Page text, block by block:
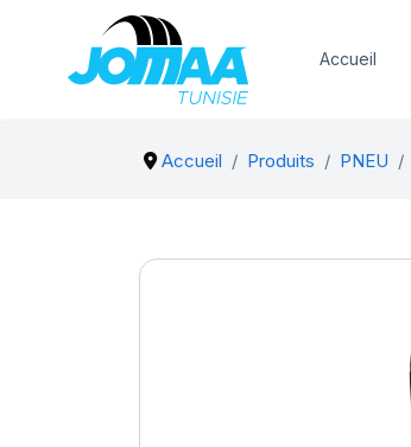
Accueil
Accueil Produits PNEU